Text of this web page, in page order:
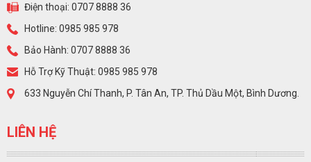
Điện thoại: 0707 8888 36
Hotline: 0985 985 978
Bảo Hành: 0707 8888 36
Hỗ Trợ Kỹ Thuật: 0985 985 978
633 Nguyễn Chí Thanh, P. Tân An, TP. Thủ Dầu Một, Bình Dương.
LIÊN HỆ